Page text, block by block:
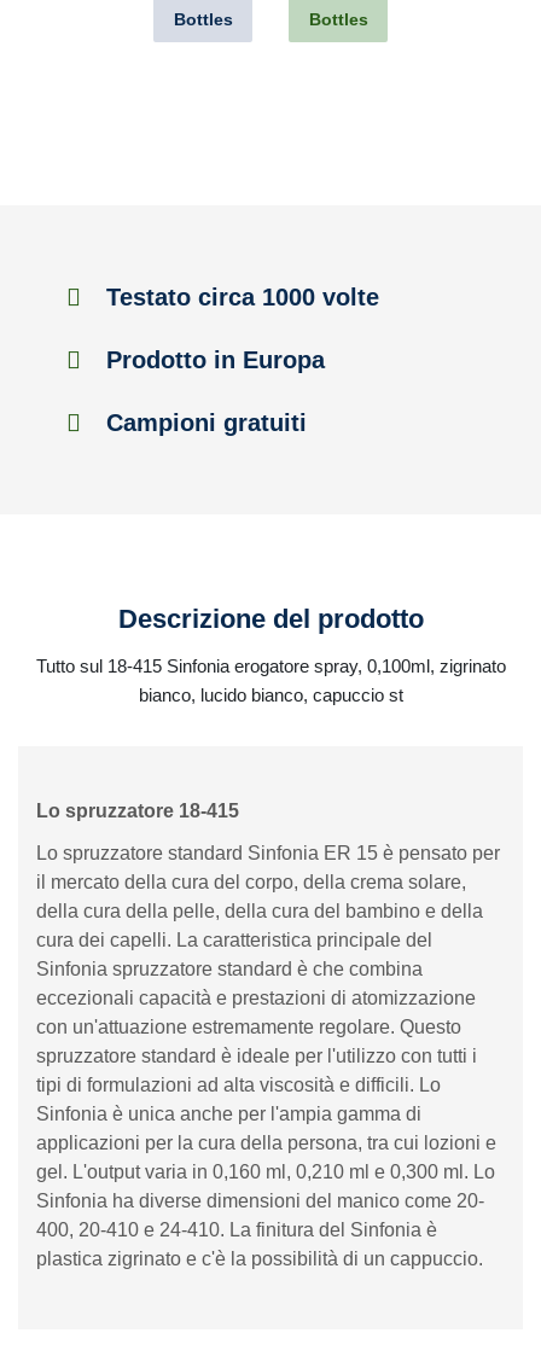
Bottles Bottles
Testato circa 1000 volte
Prodotto in Europa
Campioni gratuiti
Descrizione del prodotto
Tutto sul 18-415 Sinfonia erogatore spray, 0,100ml, zigrinato
bianco, lucido bianco, capuccio st
Lo spruzzatore 18-415
Lo spruzzatore standard Sinfonia ER 15 è pensato per
il mercato della cura del corpo, della crema solare,
della cura della pelle, della cura del bambino e della
cura dei capelli. La caratteristica principale del
Sinfonia spruzzatore standard è che combina
eccezionali capacità e prestazioni di atomizzazione
con un'attuazione estremamente regolare. Questo
spruzzatore standard è ideale per l'utilizzo con tutti i
tipi di formulazioni ad alta viscosità e difficili. Lo
Sinfonia è unica anche per l'ampia gamma di
applicazioni per la cura della persona, tra cui lozioni e
gel. L'output varia in 0,160 ml, 0,210 ml e 0,300 ml. Lo
Sinfonia ha diverse dimensioni del manico come 20-
400, 20-410 e 24-410. La finitura del Sinfonia è
plastica zigrinato e c'è la possibilità di un cappuccio.